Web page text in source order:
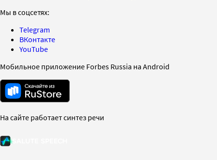
Мы в соцсетях:
Telegram
ВКонтакте
YouTube
Мобильное приложение Forbes Russia на Android
На сайте работает синтез речи